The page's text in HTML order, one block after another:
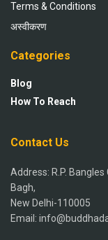
Terms & Conditions
अस्वीकरण
Categories
Blog
How To Reach
Contact Us
Address: R.P.
Bagh,
New Delhi-110005
Email: